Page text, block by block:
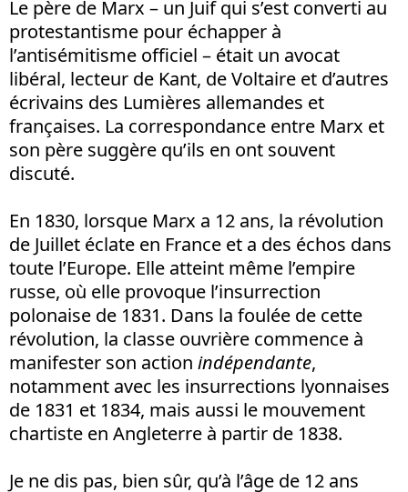
Le père de Marx – un Juif qui s’est converti au
protestantisme pour échapper à
l’antisémitisme officiel – était un avocat
libéral, lecteur de Kant, de Voltaire et d’autres
écrivains des Lumières allemandes et
françaises. La correspondance entre Marx et
son père suggère qu’ils en ont souvent
discuté.
En 1830, lorsque Marx a 12 ans, la révolution
de Juillet éclate en France et a des échos dans
toute l’Europe. Elle atteint même l’empire
russe, où elle provoque l’insurrection
polonaise de 1831. Dans la foulée de cette
révolution, la classe ouvrière commence à
manifester son action indépendante,
notamment avec les insurrections lyonnaises
de 1831 et 1834, mais aussi le mouvement
chartiste en Angleterre à partir de 1838.
Je ne dis pas, bien sûr, qu’à l’âge de 12 ans